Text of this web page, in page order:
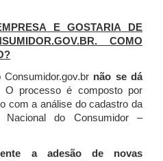
E GOSTARIA DE
COMO
não se dá
processo é composto por
com a análise do cadastro da
Nacional do Consumidor –
a adesão de novas